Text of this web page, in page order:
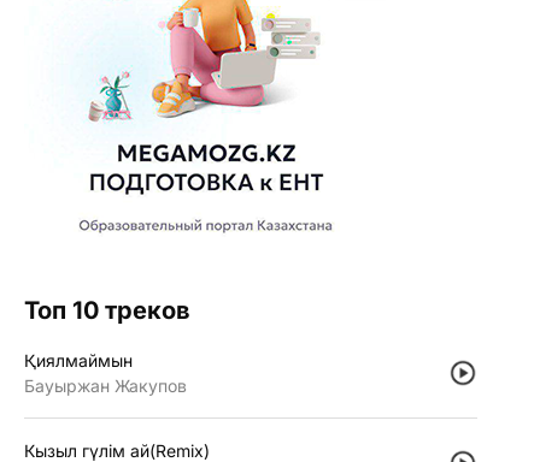
Топ 10 треков
Қиялмаймын
Бауыржан Жакупов
Кызыл гүлiм ай(Remix)